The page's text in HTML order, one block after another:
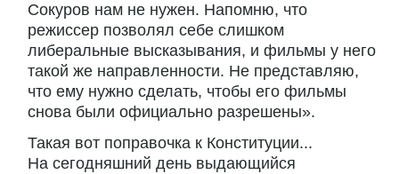
Сокуров нам не нужен. Напомню, что
режиссер позволял себе слишком
либеральные высказывания, и фильмы у него
такой же направленности. Не представляю,
что ему нужно сделать, чтобы его фильмы
снова были официально разрешены».
Такая вот поправочка к Конституции...
На сегодняшний день выдающийся